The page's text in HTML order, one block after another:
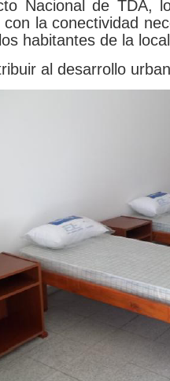
Nacional de TDA,
la conectividad
habitantes de la
al desarrollo